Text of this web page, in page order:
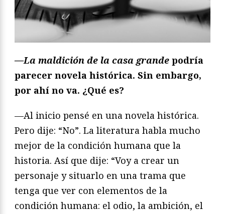
—La maldición de la casa grande podría
parecer novela histórica. Sin embargo,
por ahí no va. ¿Qué es?
—Al inicio pensé en una novela histórica.
Pero dije: “No”. La literatura habla mucho
mejor de la condición humana que la
historia. Así que dije: “Voy a crear un
personaje y situarlo en una trama que
tenga que ver con elementos de la
condición humana: el odio, la ambición, el